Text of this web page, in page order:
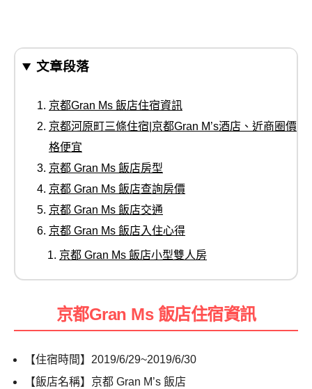
文章段落
京都Gran Ms 飯店住宿資訊
京都河原町三條住宿|京都Gran M’s酒店、近商圈價
格便宜
京都 Gran Ms 飯店房型
京都 Gran Ms 飯店查詢房價
京都 Gran Ms 飯店交通
京都 Gran Ms 飯店入住心得
京都 Gran Ms 飯店小型雙人房
京都Gran Ms 飯店住宿資訊
【住宿時間】2019/6/29~2019/6/30
【飯店名稱】京都 Gran M’s 飯店